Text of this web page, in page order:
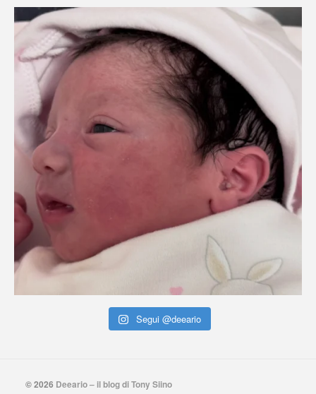
Segui @deeario
© 2026 Deeario – il blog di Tony Siino